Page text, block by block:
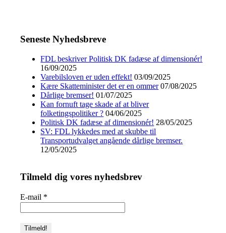
Seneste Nyhedsbreve
FDL beskriver Politisk DK fadæse af dimensionér!
16/09/2025
Varebilsloven er uden effekt! 03/09/2025
Kære Skatteminister det er en ommer 07/08/2025
Dårlige bremser! 01/07/2025
Kan fornuft tage skade af at bliver
folketingspolitiker ? 04/06/2025
Politisk DK fadæse af dimensionér! 28/05/2025
SV: FDL lykkedes med at skubbe til
Transportudvalget angående dårlige bremser.
12/05/2025
Tilmeld dig vores nyhedsbrev
E-mail *